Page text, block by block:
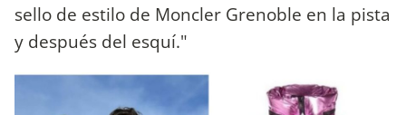
sello de estilo de Moncler Grenoble en la pista
y después del esquí."